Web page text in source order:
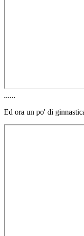
......
Ed ora un po' di